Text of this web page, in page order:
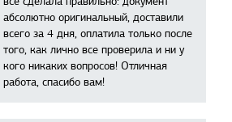
абсолютно оригинальный, доставили
всего за 4 дня, оплатила только после
того, как лично все проверила и ни у
кого никаких вопросов! Отличная
работа, спасибо вам!